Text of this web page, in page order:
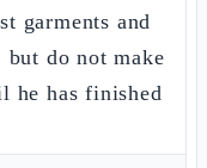
garments and
do not make
he has finished